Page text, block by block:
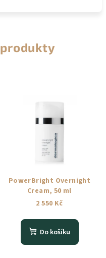
PowerBright Overnight
Cream, 50 ml
2 550 Kč
Do košíku